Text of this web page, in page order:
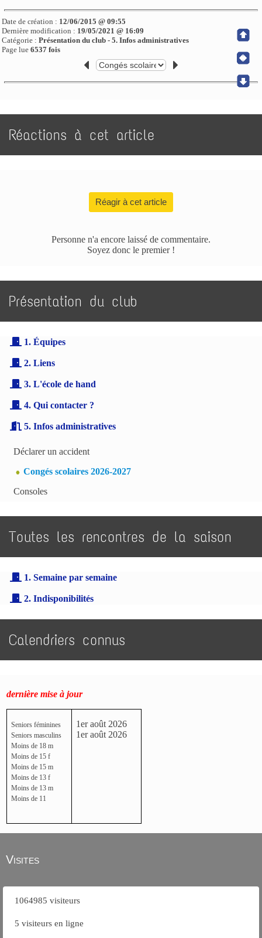
Date de création : 12/06/2015 @ 09:55
Dernière modification : 19/05/2021 @ 16:09
Catégorie :Présentation du club - 5. Infos administratives
Page lue6537 fois
Réactions à cet article
Réagir à cet article
Personne n'a encore laissé de commentaire.
Soyez donc le premier !
Présentation du club
1. Équipes
2. Liens
3. L'école de hand
4. Qui contacter ?
5. Infos administratives
Déclarer un accident
Congés scolaires 2026-2027
Consoles
Toutes les rencontres de la saison
1. Semaine par semaine
2. Indisponibilités
Calendriers connus
dernière mise à jour
Seniors féminines
Seniors masculins
Moins de 18 m
Moins de 15 f
Moins de 15 m
Moins de 13 f
Moins de 13 m
Moins de 11
1er août 2026
1er août 2026
Visites
1064985 visiteurs
5 visiteurs en ligne